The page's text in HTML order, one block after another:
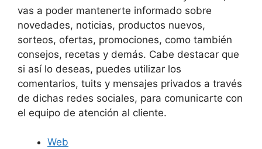
vas a poder mantenerte informado sobre
novedades, noticias, productos nuevos,
sorteos, ofertas, promociones, como también
consejos, recetas y demás. Cabe destacar que
si así lo deseas, puedes utilizar los
comentarios, tuits y mensajes privados a través
de dichas redes sociales, para comunicarte con
el equipo de atención al cliente.
Web